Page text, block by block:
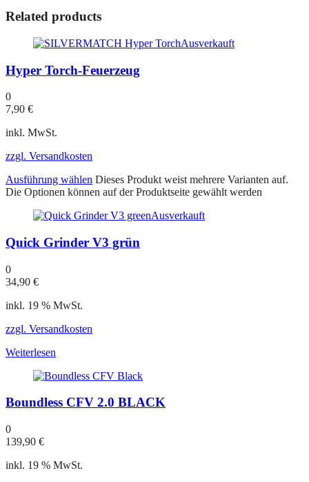
Related products
Ausverkauft
Hyper Torch-Feuerzeug
0
7,90 €
inkl. MwSt.
zzgl. Versandkosten
Ausführung wählen Dieses Produkt weist mehrere Varianten auf.
Die Optionen können auf der Produktseite gewählt werden
Ausverkauft
Quick Grinder V3 grün
0
34,90 €
inkl. 19 % MwSt.
zzgl. Versandkosten
Weiterlesen
Boundless CFV 2.0 BLACK
0
139,90 €
inkl. 19 % MwSt.